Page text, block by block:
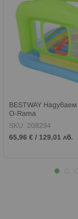
BESTWAY
O-Rama
SKU: 208294
65,96 € / 129,01 лв.